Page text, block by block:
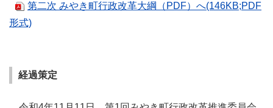
第二次 みやき町行政改革大綱（PDF）へ(146KB;PDF
形式)
経過策定